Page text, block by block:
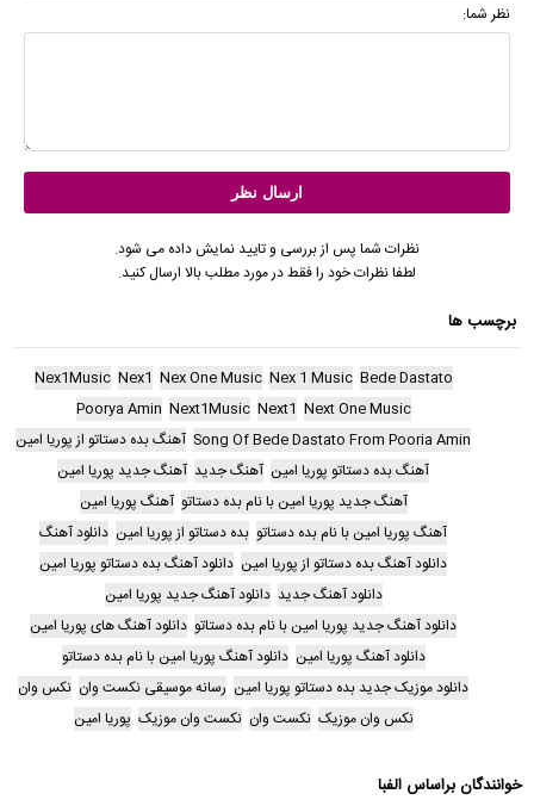
نظر شما:
نظرات شما پس از بررسی و تایید نمایش داده می شود.
لطفا نظرات خود را فقط در مورد مطلب بالا ارسال کنید.
برچسب ها
Bede Dastato
Nex 1 Music
Nex One Music
Nex1
Nex1Music
Next One Music
Next1
Next1Music
Poorya Amin
Song Of Bede Dastato From Pooria Amin آهنگ بده دستاتو از پوریا امین
آهنگ بده دستاتو پوریا امین آهنگ جدید آهنگ جدید پوریا امین
آهنگ جدید پوریا امین با نام بده دستاتو آهنگ پوریا امین
آهنگ پوریا امین با نام بده دستاتو بده دستاتو از پوریا امین دانلود آهنگ
دانلود آهنگ بده دستاتو از پوریا امین دانلود آهنگ بده دستاتو پوریا امین
دانلود آهنگ جدید دانلود آهنگ جدید پوریا امین
دانلود آهنگ جدید پوریا امین با نام بده دستاتو دانلود آهنگ های پوریا امین
دانلود آهنگ پوریا امین دانلود آهنگ پوریا امین با نام بده دستاتو
دانلود موزیک جدید بده دستاتو پوریا امین رسانه موسیقی نکست وان نکس وان
نکس وان موزیک نکست وان نکست وان موزیک پوریا امین
خوانندگان براساس الفبا